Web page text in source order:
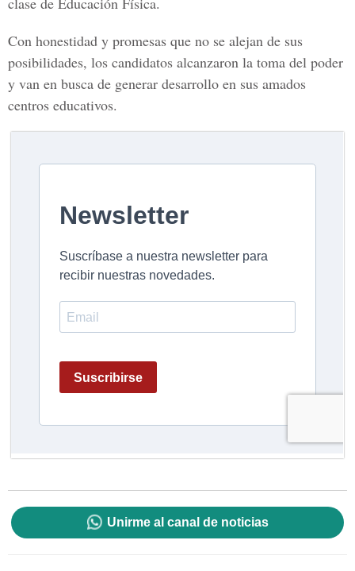
Con honestidad y promesas que no se alejan de sus
posibilidades, los candidatos alcanzaron la toma del poder
y van en busca de generar desarrollo en sus amados
centros educativos.
Unirme al canal de noticias